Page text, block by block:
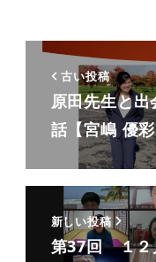
古い投稿
原⽥先⽣と
話【宮嶋 優
新しい投稿
第37回 １２